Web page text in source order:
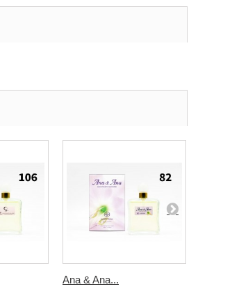
Ana & Ana...